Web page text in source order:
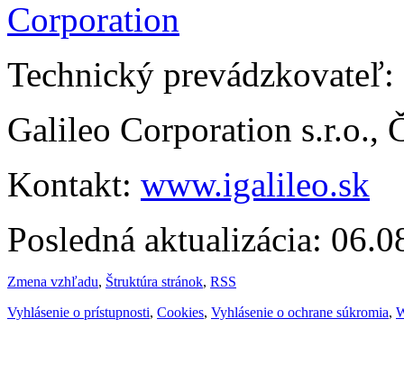
Technický prevádzkovateľ:
Galileo Corporation s.r.o.,
Kontakt: www.igalileo.sk
Posledná aktualizácia:
Zmena vzhľadu, Štruktúra stránok, RSS
Vyhlásenie o prístupnosti, Cookies, Vyhlásenie o ochrane súkromia,